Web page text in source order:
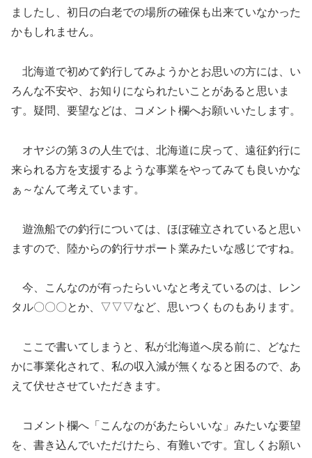
ましたし、初日の白老での場所の確保も出来ていなかった
かもしれません。
北海道で初めて釣行してみようかとお思いの方には、い
ろんな不安や、お知りになられたいことがあると思いま
す。疑問、要望などは、コメント欄へお願いいたします。
オヤジの第３の人生では、北海道に戻って、遠征釣行に
来られる方を支援するような事業をやってみても良いかな
ぁ～なんて考えています。
遊漁船での釣行については、ほぼ確立されていると思い
ますので、陸からの釣行サポート業みたいな感じですね。
今、こんなのが有ったらいいなと考えているのは、レン
タル〇〇〇とか、▽▽▽など、思いつくものもあります。
ここで書いてしまうと、私が北海道へ戻る前に、どなた
かに事業化されて、私の収入減が無くなると困るので、あ
えて伏せさせていただきます。
コメント欄へ「こんなのがあたらいいな」みたいな要望
を、書き込んでいただけたら、有難いです。宜しくお願い